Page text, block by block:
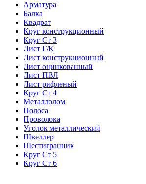
Арматура
Балка
Квадрат
Круг конструкционный
Круг Ст 3
Лист Г/К
Лист конструкционный
Лист оцинкованный
Лист ПВЛ
Лист рифленый
Круг Ст 4
Металлолом
Полоса
Проволока
Уголок металлический
Швеллер
Шестигранник
Круг Ст 5
Круг Ст 6